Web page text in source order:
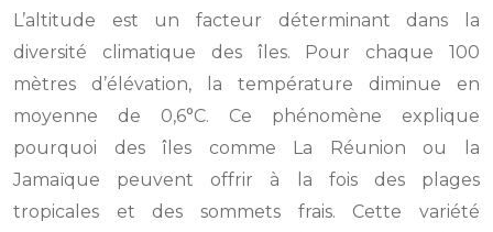
L’altitude est un facteur déterminant dans la
diversité climatique des îles. Pour chaque 100
mètres d’élévation, la température diminue en
moyenne de 0,6°C. Ce phénomène explique
pourquoi des îles comme La Réunion ou la
Jamaïque peuvent offrir à la fois des plages
tropicales et des sommets frais. Cette variété